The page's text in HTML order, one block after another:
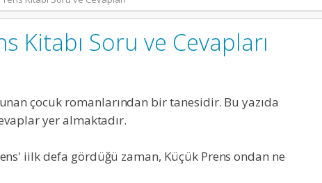
Kitabı Soru ve Cevapları
çocuk romanlarından bir tanesidir. Bu yazıda
yer almaktadır.
iilk defa gördüğü zaman, Küçük Prens ondan ne